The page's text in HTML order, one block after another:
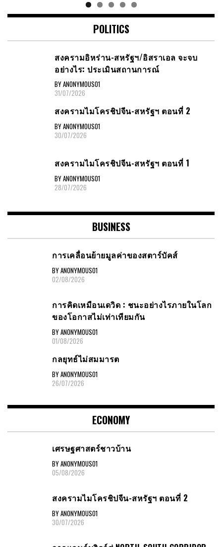
POLITICS
สงครามอิหร่าน-สหรัฐฯ/อิสราเอล จะจบ
อย่างไร: ประเมินสถานการณ์
BY ANONYMOUS01
31/07/2026
สงครามไมโครชิปจีน-สหรัฐฯ ตอนที่ 2
BY ANONYMOUS01
30/07/2026
สงครามไมโครชิปจีน-สหรัฐฯ ตอนที่ 1
BY ANONYMOUS01
28/07/2026
BUSINESS
การเคลื่อนย้ายมูลค่าของสตาร์บัคส์
BY ANONYMOUS01
02/08/2026
การคิดเหมือนเดวิด : ชนะอย่างไรภายในโลก
ของโอกาสไม่เท่าเทียมกัน
BY ANONYMOUS01
01/08/2026
กลยุทธ์ไม่สมมารต
BY ANONYMOUS01
26/07/2026
ECONOMY
เศรษฐศาสตร์ชาวบ้าน
BY ANONYMOUS01
05/08/2026
สงครามไมโครชิปจีน-สหรัฐฯ ตอนที่ 2
BY ANONYMOUS01
30/07/2026